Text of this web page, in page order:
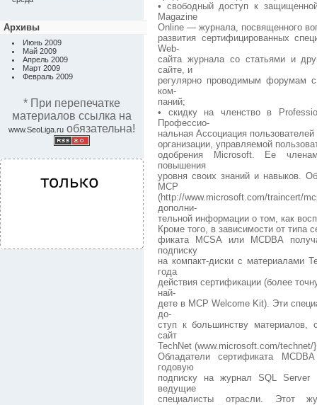
Архивы
Июнь 2009
Май 2009
Апрель 2009
Март 2009
Февраль 2009
* При перепечатке
материалов ссылка на
www.SeoLiga.ru обязательна!
• свободный доступ к
Magazine
Online — журнала, посвященного
развития сертифицированных
Web-
сайта журнала со статьями и
сайте, и
регулярно проводимым форумам
ком-
паний;
• скидку на членство в
Профессио-
нальная Ассоциация
организации, управляемой
одобрения Microsoft. Ее
повышения
уровня своих знаний и навыков.
МСР
(http://www.microsoft.com/
дополни-
тельной информации о том, как
Кроме того, в зависимости от типа
фиката MCSA или MCDBA
подписку
на компакт-диски с материалами
года
действия сертификации (более
най-
дете в МСР Welcome Kit). Эти
до-
ступ к большинству материалов,
сайт
TechNet (www.microsoft.com/technet/
Обладатели сертификата
годовую
подписку на журнал SQL Server
ведущие
специалисты отрасли. Этот